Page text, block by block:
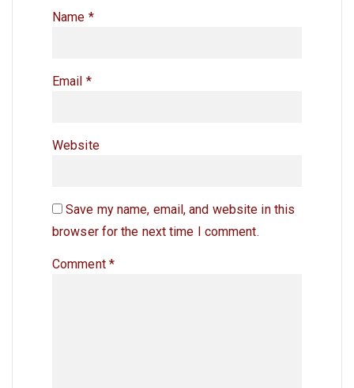
Name *
Email *
Website
Save my name, email, and website in this
browser for the next time I comment.
Comment *